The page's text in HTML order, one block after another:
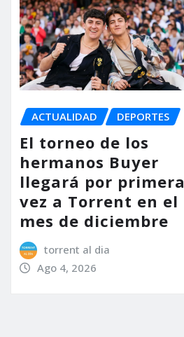
ACTUALIDAD DEPORTES
El torneo de los
hermanos Buyer
llegará por primera
vez a Torrent en el
mes de diciembre
torrent al dia
Ago 4, 2026